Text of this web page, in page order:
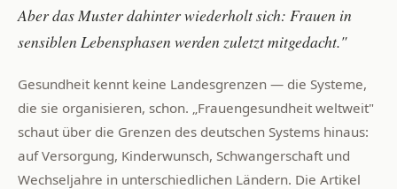
Aber das Muster dahinter wiederholt sich: Frauen in
sensiblen Lebensphasen werden zuletzt mitgedacht."
Gesundheit kennt keine Landesgrenzen — die Systeme,
die sie organisieren, schon. „Frauengesundheit weltweit"
schaut über die Grenzen des deutschen Systems hinaus:
auf Versorgung, Kinderwunsch, Schwangerschaft und
Wechseljahre in unterschiedlichen Ländern. Die Artikel